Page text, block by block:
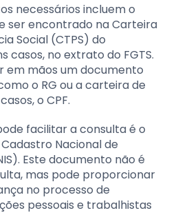
necessários incluem o
ser encontrado na Carteira
Social (CTPS) do
casos, no extrato do FGTS.
em mãos um documento
o RG ou a carteira de
o CPF.
facilitar a consulta é o
Nacional de
Este documento não é
mas pode proporcionar
no processo de
pessoais e trabalhistas